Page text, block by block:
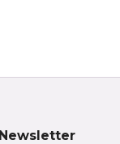
Newsletter